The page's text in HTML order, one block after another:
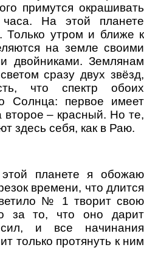
примутся окрашивать
На этой планете
Только утром и ближе к
на земле своими
двойниками. Землянам
сразу двух звёзд,
что спектр обоих
Солнца: первое имеет
второе – красный. Но те,
здесь себя, как в Раю.
планете я обожаю
времени, что длится
№ 1 творит свою
за то, что оно дарит
и все начинания
только протянуть к ним